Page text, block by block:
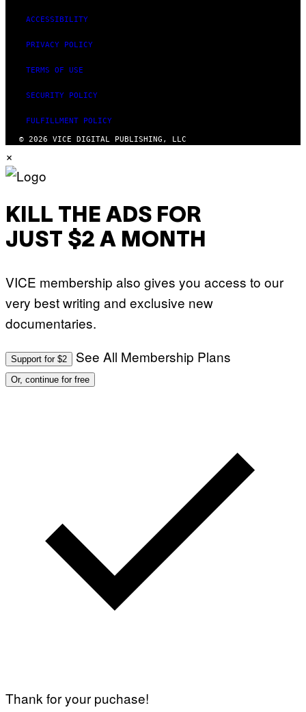
ACCESSIBILITY
PRIVACY POLICY
TERMS OF USE
SECURITY POLICY
FULFILLMENT POLICY
© 2026 VICE DIGITAL PUBLISHING, LLC
×
KILL THE ADS FOR
JUST $2 A MONTH
VICE membership also gives you access to our
very best writing and exclusive new
documentaries.
Support for $2 See All Membership Plans
Or, continue for free
Thank for your puchase!